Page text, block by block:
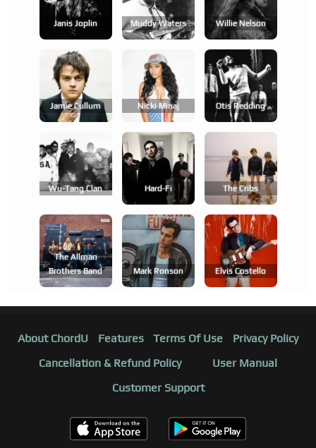
Janis Joplin Muddy Waters Willie Nelson
Jamie Cullum Nicki Minaj Otis Redding
Wu-Tang Clan Hard-Fi The Cribs
The Allman
Brothers Band
Mark Ronson Elvis Costello
About ChordU Features Terms Of Use
Privacy Policy
Cancellation & Refund Policy
User Manual
Customer Support